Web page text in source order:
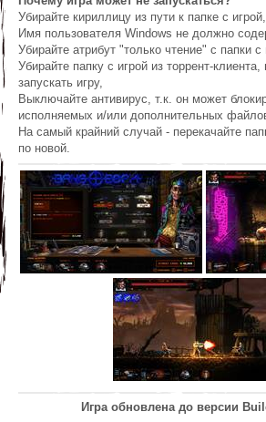
Убирайте кириллицу из пути к папке с игрой,
Имя пользователя Windows не должно
Убирайте атрибут "только чтение" с папки с
Убирайте папку с игрой из торрент-
запускать игру,
Выключайте антивирус, т.к. он может
исполняемых и/или дополнительных
На самый крайний случай - перекачайте
по новой.
Игра обновлена до версии